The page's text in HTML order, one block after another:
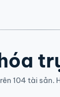
104 tài